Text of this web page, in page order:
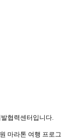
협력센터입니다.
마라톤 여행 프로그